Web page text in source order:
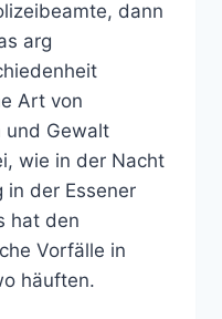
dann
arg
Art von
und Gewalt
wie in der Nacht
in der Essener
hat den
Vorfälle in
häuften.